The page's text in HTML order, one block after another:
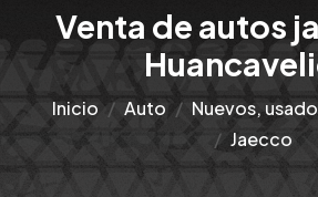
Venta de autos
Inicio Auto
Nuevos,
Jaecco